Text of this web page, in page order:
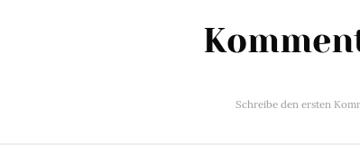
Schreibe den ersten